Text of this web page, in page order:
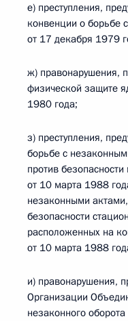
е) преступления,
конвенции о борьбе
от 17 декабря 1979
ж) правонарушения,
физической защите
1980 года;
з) преступления,
борьбе с
против безопасности
от 10 марта 1988
незаконными
безопасности
расположенных на
от 10 марта 1988
и) правонарушения,
Организации
незаконного